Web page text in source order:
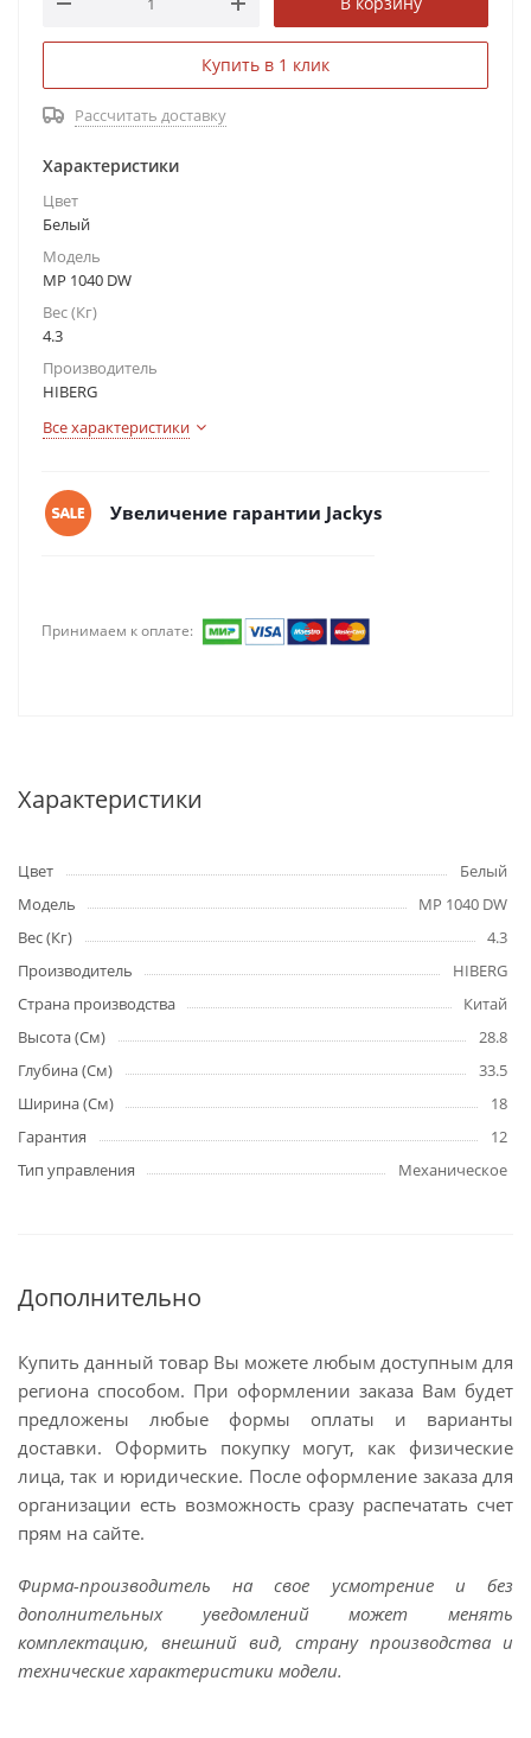
Купить в 1 клик
Рассчитать доставку
Характеристики
Цвет
Белый
Модель
MP 1040 DW
Вес (Кг)
4.3
Производитель
HIBERG
Все характеристики
Увеличение гарантии Jackys
Принимаем к оплате:
Характеристики
Цвет
Белый
Модель
MP 1040 DW
Вес (Кг)
4.3
Производитель
HIBERG
Страна производства
Китай
Высота (См)
28.8
Глубина (См)
33.5
Ширина (См)
18
Гарантия
12
Тип управления
Механическое
Дополнительно
Купить данный товар Вы можете любым доступным для
региона способом. При оформлении заказа Вам будет
предложены любые формы оплаты и варианты
доставки. Оформить покупку могут, как физические
лица, так и юридические. После оформление заказа для
организации есть возможность сразу распечатать счет
прям на сайте.
Фирма-производитель на свое усмотрение и без
дополнительных уведомлений может менять
комплектацию, внешний вид, страну производства и
технические характеристики модели.